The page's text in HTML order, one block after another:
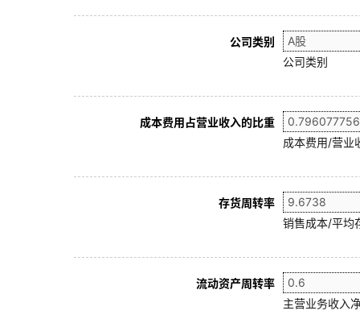
公司类别
公司类别
成本费用占营业收入的比重
成本费用/营业
存货周转率
销售成本/平均
流动资产周转率
主营业务收入